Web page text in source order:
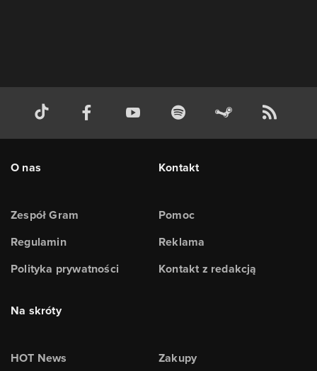
O nas
Zespół Gram
Regulamin
Polityka prywatności
Kontakt
Pomoc
Reklama
Kontakt z redakcją
Na skróty
HOT News
Zakupy